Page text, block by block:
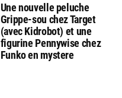
Une nouvelle peluche
Grippe-sou chez Target
(avec Kidrobot) et une
figurine Pennywise chez
Funko en mystere